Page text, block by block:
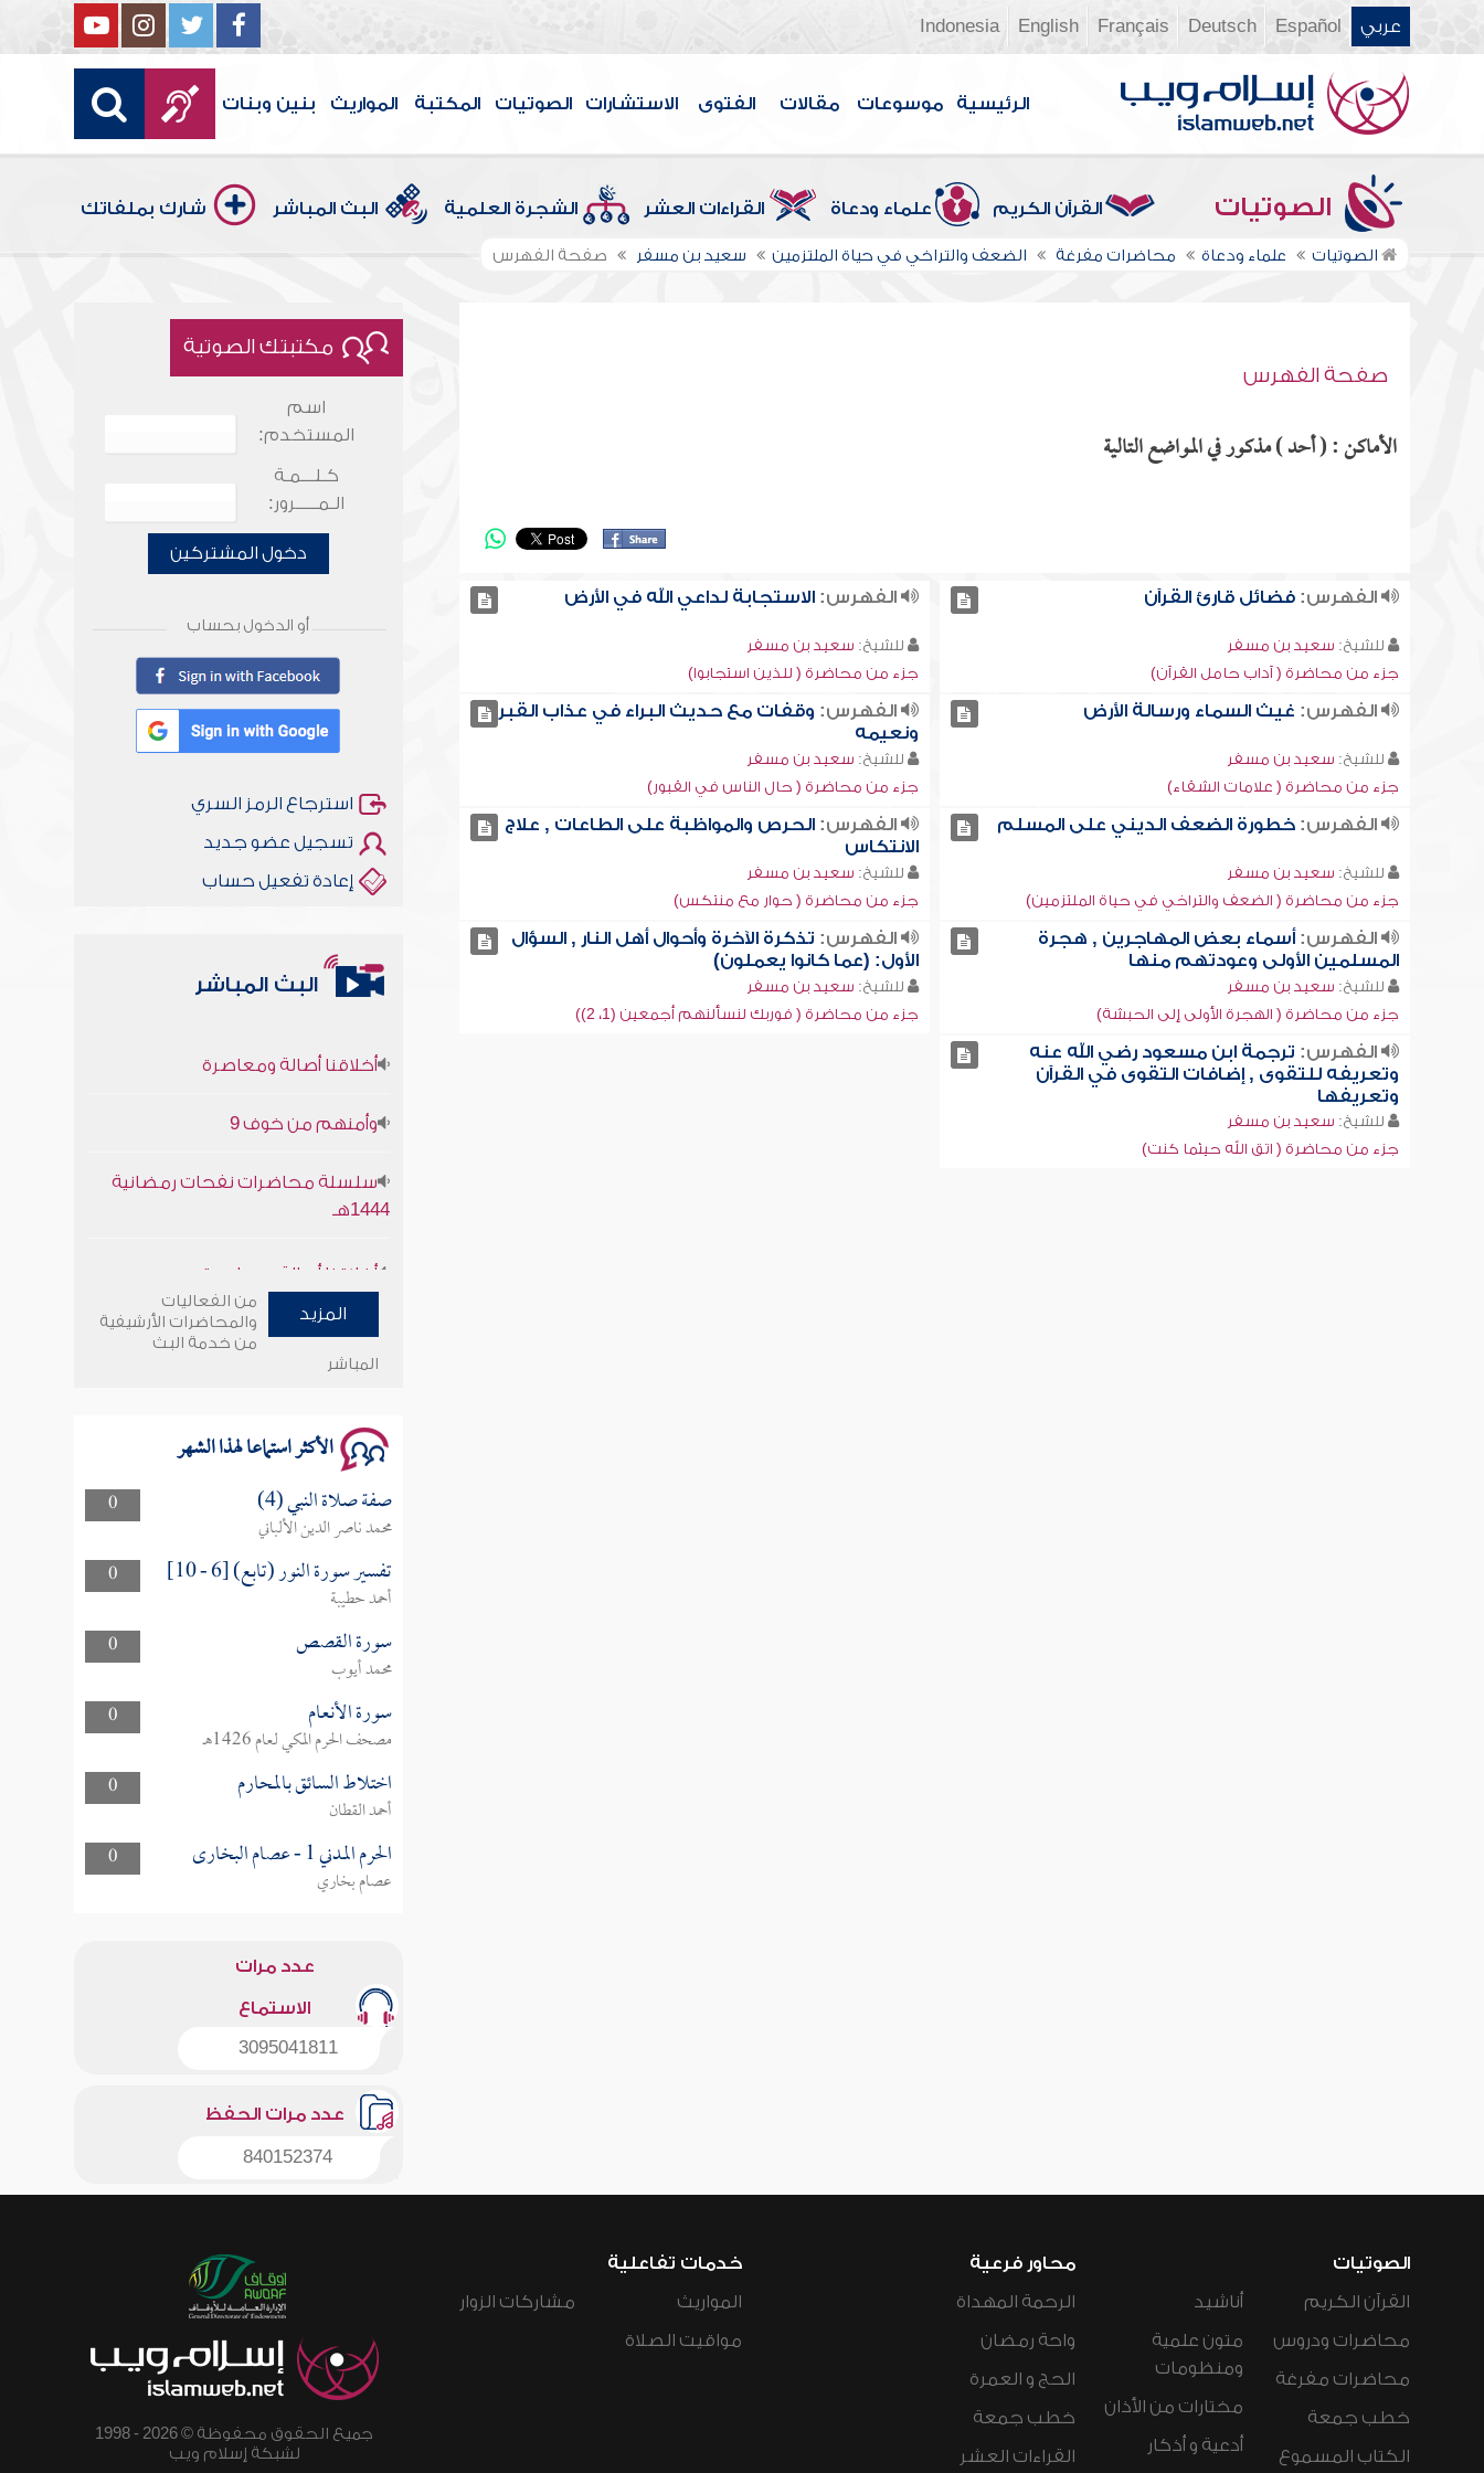
عربي Español
Deutsch
Français
English
Indonesia
الرئيسية موسوعات مقالات الفتوى الاستشارات الصوتيات المكتبة المواريث بنين وبنات
الصوتيات القرآن الكريم علماء ودعاة القراءات العشر الشجرة العلمية البث المباشر شارك بملفاتك
الصوتيات علماء ودعاة محاضرات مفرغة الضعف والتراخي في حياة الملتزمين سعيد بن مسفر صفحة الفهرس
صفحة الفهرس
الأماكن : ( أحد ) مذكور في المواضع التالية
الفهرس:فضائل قارئ القرآن
للشيخ: سعيد بن مسفر
جزء من محاضرة ( آداب حامل القرآن)
الفهرس: الاستجابة لداعي الله في الأرض
للشيخ: سعيد بن مسفر
جزء من محاضرة ( للذين استجابوا)
الفهرس: غيث السماء ورسالة الأرض
للشيخ: سعيد بن مسفر
جزء من محاضرة ( علامات الشقاء)
الفهرس: وقفات مع حديث البراء في عذاب القبر
ونعيمه
للشيخ: سعيد بن مسفر
جزء من محاضرة ( حال الناس في القبور)
الفهرس:خطورة الضعف الديني على المسلم
للشيخ: سعيد بن مسفر
جزء من محاضرة ( الضعف والتراخي في حياة الملتزمين)
الفهرس: الحرص والمواظبة على الطاعات , علاج
الانتكاس
للشيخ: سعيد بن مسفر
جزء من محاضرة ( حوار مع منتكس)
الفهرس:أسماء بعض المهاجرين , هجرة
المسلمين الأولى وعودتهم منها
للشيخ: سعيد بن مسفر
جزء من محاضرة ( الهجرة الأولى إلى الحبشة)
الفهرس: تذكرة الآخرة وأحوال أهل النار , السؤال
الأول: (عما كانوا يعملون)
للشيخ: سعيد بن مسفر
جزء من محاضرة ( فوربك لنسألنهم أجمعين (1، 2))
الفهرس: ترجمة ابن مسعود رضي الله عنه
وتعريفه للتقوى , إضافات التقوى في القرآن
وتعريفها
للشيخ: سعيد بن مسفر
جزء من محاضرة ( اتق الله حيثما كنت)
مكتبتك الصوتية
اسم
المستخدم:
كـلـــمـة
الـمـــــرور:
دخول المشتركين
أو الدخول بحساب
استرجاع الرمز السري
تسجيل عضو جديد
إعادة تفعيل حساب
البث المباشر
1444هـ
وأمنهم من خوف 9
سلسلة محاضرات نفحات رمضانية
المزيد
من الفعاليات
والمحاضرات الأرشيفية
من خدمة البث
المباشر
الأكثر استماعا لهذا الشهر
0 صفة صلاة النبي (4)
محمد ناصر الدين الألباني
0
تفسير سورة النور (تابع) [6 - 10]
أحمد حطيبة
0
سورة القصص
محمد أيوب
0
سورة الأنعام
مصحف الحرم المكي لعام 1426هـ
0
اختلاط السائق بالمحارم
أحمد القطان
0
الحرم المدني 1 - عصام البخارى
عصام بخاري
عدد مرات
الاستماع
3095041811
عدد مرات الحفظ
840152374
الصوتيات
القرآن الكريم
محاضرات ودروس
محاضرات مفرغة
خطب جمعة
الكتاب المسموع
أناشيد
متون علمية
ومنظومات
مختارات من الأذان
أدعية و أذكار
محاور فرعية
الرحمة المهداة
واحة رمضان
الحج و العمرة
خطب جمعة
القراءات العشر
خدمات تفاعلية
المواريث
مواقيت الصلاة
مشاركات الزوار
جميع الحقوق محفوظة © 2026 - 1998
لشبكة إسلام ويب